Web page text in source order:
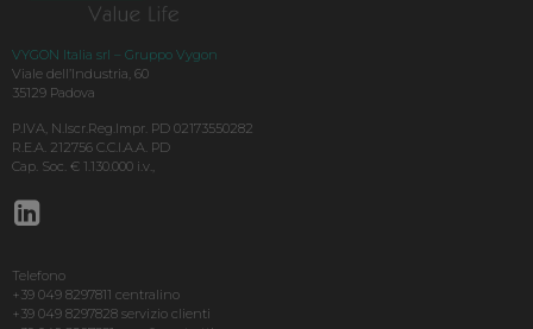
VYGON Italia srl – Gruppo Vygon
Viale dell’Industria, 60
35129 Padova
P.IVA, N.Iscr.Reg.Impr. PD 02173550282
R.E.A. 212756 C.C.I.A.A. PD
Cap. Soc. € 1.130.000 i.v.,
Telefono
+39 049 8297811 centralino
+39 049 8297828 servizio clienti